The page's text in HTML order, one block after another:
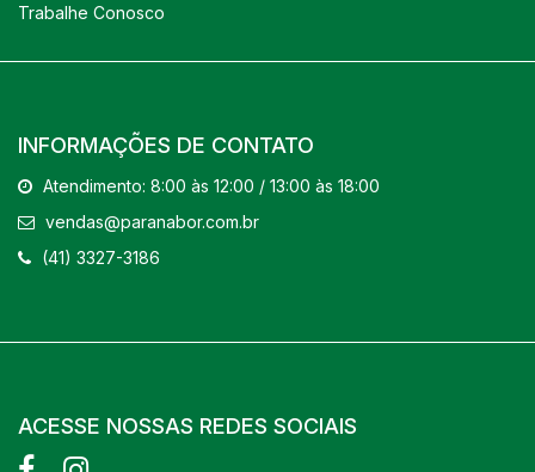
Trabalhe Conosco
INFORMAÇÕES DE CONTATO
Atendimento: 8:00 às 12:00 / 13:00 às 18:00
vendas@paranabor.com.br
(41) 3327-3186
ACESSE NOSSAS REDES SOCIAIS